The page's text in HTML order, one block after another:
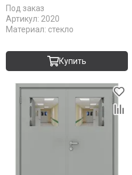
Под заказ
Артикул: 2020
Материал: стекло
Купить